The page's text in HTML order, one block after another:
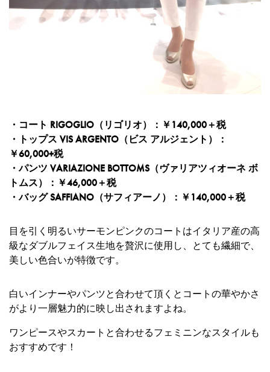
・コート RIGOGLIO（リゴリオ）：￥140,000＋税
・トップス VIS ARGENTO（ビス アルジェント）：
￥60,000+税
・パンツ VARIAZIONE BOTTOMS（ヴァリアツィオーネ ボ
トムス）：￥46,000＋税
・バッグ SAFFIANO（サフィアーノ）：￥140,000＋税
目を引く明るいサーモンピンクのコートはイタリア産の高
級なダブルフェイス生地を贅沢に使用し、とても繊細で、
美しい色合いが特徴です。
白いインナーやパンツと合わせて頂くとコートの華やかさ
がより一層魅力的に映し出されますよね。
ワンピースやスカートと合わせるフェミニンなスタイルも
おすすめです！